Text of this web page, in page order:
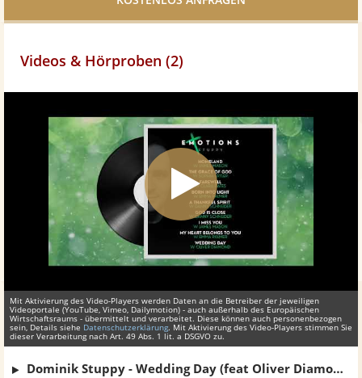
Videos & Hörproben (2)
Mit Aktivierung des Video-Players werden Daten an die Betreiber der jeweiligen
Videoportale (YouTube, Vimeo, Dailymotion) - auch außerhalb des Europäischen
Wirtschaftsraums - übermittelt und verarbeitet. Diese können auch personenbezogen
sein, Details siehe Datenschutzerklärung. Mit Aktivierung des Video-Players stimmen Sie
dieser Verarbeitung nach Art. 49 Abs. 1 lit. a DSGVO zu.
Dominik Stuppy - Wedding Day (feat Oliver Diamond)